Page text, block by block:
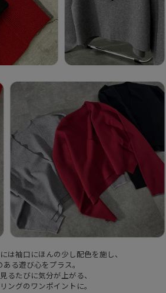
は袖口にほんの少し配色を施し、
ある遊び心をプラス。
るたびに気分が上がる、
ングのワンポイントに。